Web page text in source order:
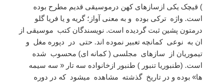
) قیچک یکی ازسازهای کهن درموسیقی قدیم مطرح بوده
است. واژه ترکی بوده و به معنی آواز؛ گریه و یا فریا گلو
درمتون پشین ثبت گردیده است. نویسندگان کتب موسیقی از
ان به نوعی کمانچه تعبیر نموده اند. حتی در دپوره مغل و
تیموریان از سازهای مجلسی ( کمانه ای) محسوب شده
است. (طنبوریا تنبور ) طنبور ازخانواده سه تار « سه سیمه
ها» بوده و در تاریخ گذشته مشاهده میشود که در دوره